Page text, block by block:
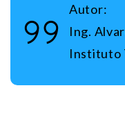
Autor:
Ing.
Instituto